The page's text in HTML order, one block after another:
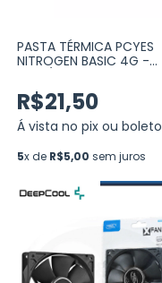
PASTA TÉRMICA PCYES
NITROGEN BASIC 4G -
R$21,50
Á vista no pix ou boleto
5x de R$5,00 sem juros